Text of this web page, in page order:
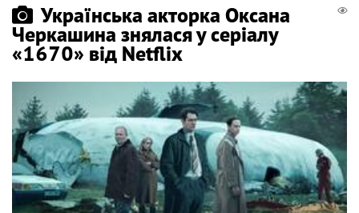
Українська акторка Оксана
Черкашина знялася у серіалу
«1670» від Netflix